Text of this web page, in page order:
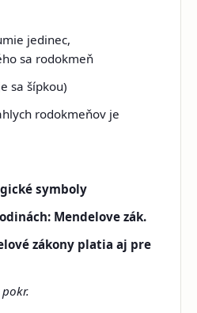
jedinec,
sa rodokmeň
sa šípkou)
rodokmeňov je
symboly
Mendelove zák.
zákony platia aj pre
pokr.